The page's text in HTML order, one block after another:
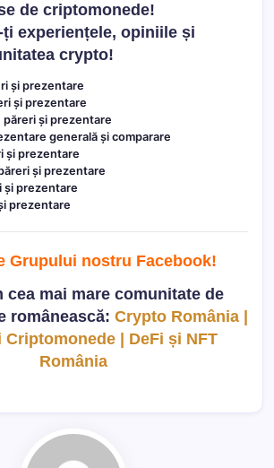
de criptomonede!
ți experiențele, opiniile și
crypto!
și prezentare
și prezentare
păreri și prezentare
generală și comparare
și prezentare
și prezentare
și prezentare
prezentare
Grupului nostru Facebook!
cea mai mare comunitate de
românească: Crypto România |
| DeFi și NFT
România